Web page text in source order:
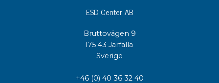
ESD Center AB
Bruttovägen 9
175 43 Järfälla
Sverige
+46 (0) 40 36 32 40